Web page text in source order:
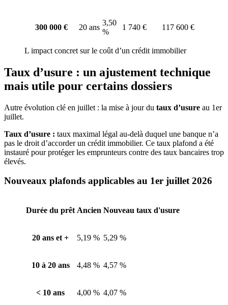
300 000 € 20 ans
3,50
%
1 740 € 117 600 €
L impact concret sur le coût d’un crédit immobilier
Taux d’usure : un ajustement technique
mais utile pour certains dossiers
Autre évolution clé en juillet : la mise à jour du taux d’usure au 1er
juillet.
Taux d’usure : taux maximal légal au-delà duquel une banque n’a
pas le droit d’accorder un crédit immobilier. Ce taux plafond a été
instauré pour protéger les emprunteurs contre des taux bancaires trop
élevés.
Nouveaux plafonds applicables au 1er juillet 2026
Durée du prêt Ancien Nouveau taux d'usure
20 ans et + 5,19 % 5,29 %
10 à 20 ans 4,48 % 4,57 %
< 10 ans 4,00 % 4,07 %